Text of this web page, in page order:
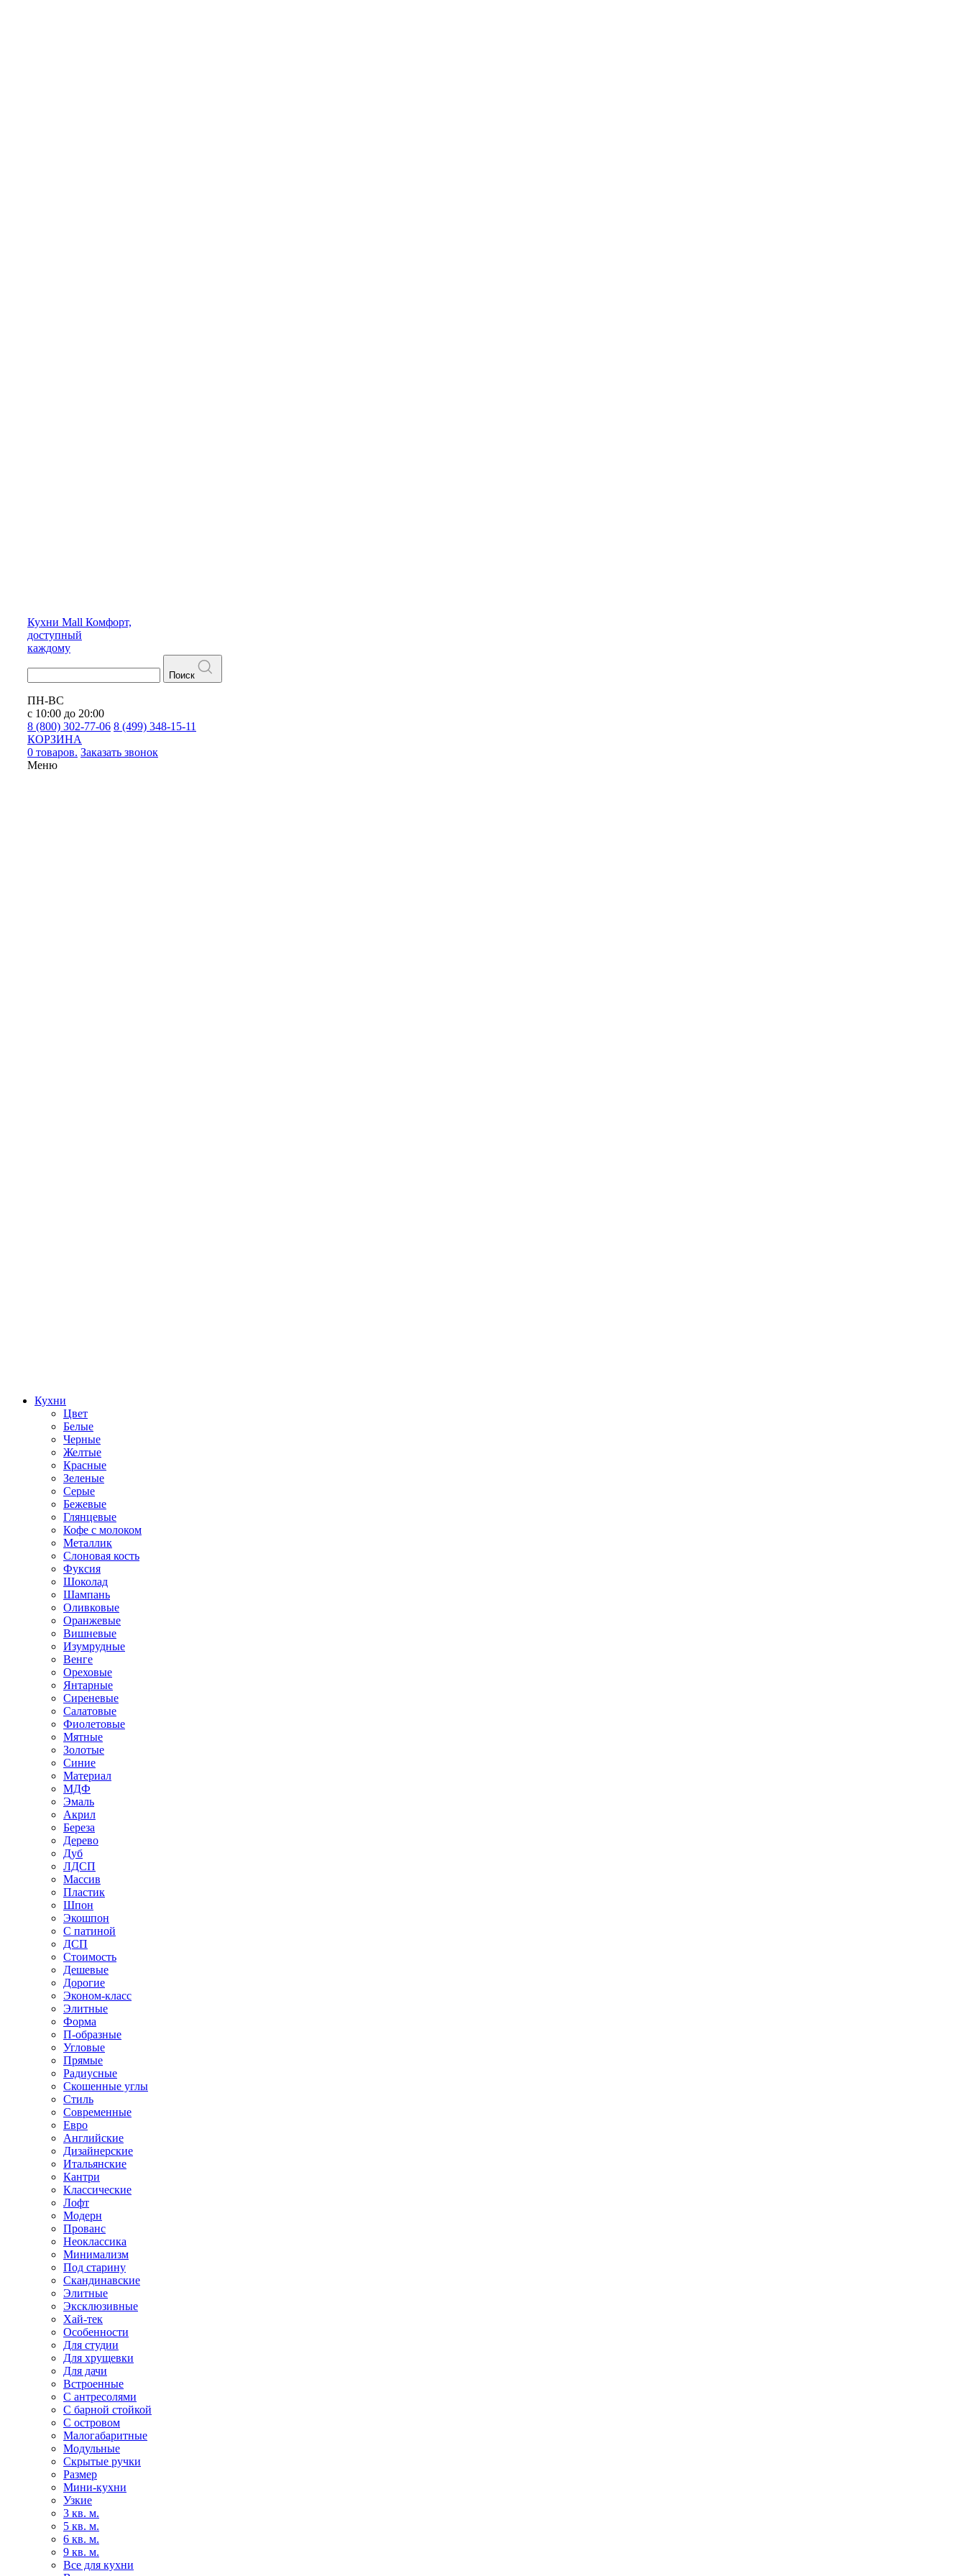
Кухни Mall Комфорт,
доступный
каждому
Поиск
ПН-ВС
с 10:00 до 20:00
8 (800) 302-77-06 8 (499) 348-15-11
КОРЗИНА
0 товаров. Заказать звонок
Меню
Кухни
Цвет
Белые
Черные
Желтые
Красные
Зеленые
Серые
Бежевые
Глянцевые
Кофе с молоком
Металлик
Слоновая кость
Фуксия
Шоколад
Шампань
Оливковые
Оранжевые
Вишневые
Изумрудные
Венге
Ореховые
Янтарные
Сиреневые
Салатовые
Фиолетовые
Мятные
Золотые
Синие
Материал
МДФ
Эмаль
Акрил
Береза
Дерево
Дуб
ЛДСП
Массив
Пластик
Шпон
Экошпон
С патиной
ДСП
Стоимость
Дешевые
Дорогие
Эконом-класс
Элитные
Форма
П-образные
Угловые
Прямые
Радиусные
Скошенные углы
Стиль
Современные
Евро
Английские
Дизайнерские
Итальянские
Кантри
Классические
Лофт
Модерн
Прованс
Неоклассика
Минимализм
Под старину
Скандинавские
Элитные
Эксклюзивные
Хай-тек
Особенности
Для студии
Для хрущевки
Для дачи
Встроенные
С антресолями
С барной стойкой
С островом
Малогабаритные
Модульные
Скрытые ручки
Размер
Мини-кухни
Узкие
3 кв. м.
5 кв. м.
6 кв. м.
9 кв. м.
Все для кухни